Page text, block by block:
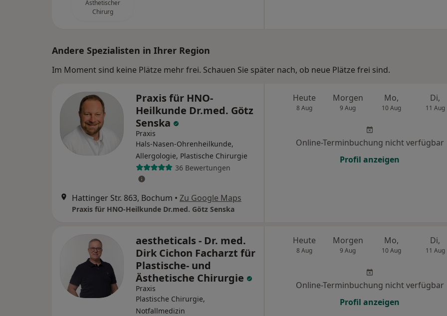
Ästhetischer
Chirurg
Andere Spezialisten in Ihrer Region
Im Moment sind keine Plätze mehr frei. Schauen Sie später nach, ob neue Plätze frei sind.
Praxis für HNO-
Heilkunde Dr.med. Götz
Senska
Praxis
Hals-Nasen-Ohrenheilkunde,
Allergologie, Plastische Chirurgie
36 Bewertungen
Hattinger Str. 863, Bochum • Zu Google Maps
Praxis für HNO-Heilkunde Dr.med. Götz Senska
Heute
8 Aug
Morgen
9 Aug
Mo,
10 Aug
Di,
11 Aug
Online-Terminbuchung nicht verfügbar
Profil anzeigen
aestheticals - Dr. med.
Dirk Cichon Facharzt für
Plastische- und
Ästhetische Chirurgie
Praxis
Plastische Chirurgie,
Notfallmedizin
Heute
8 Aug
Morgen
9 Aug
Mo,
10 Aug
Di,
11 Aug
Online-Terminbuchung nicht verfügbar
Profil anzeigen